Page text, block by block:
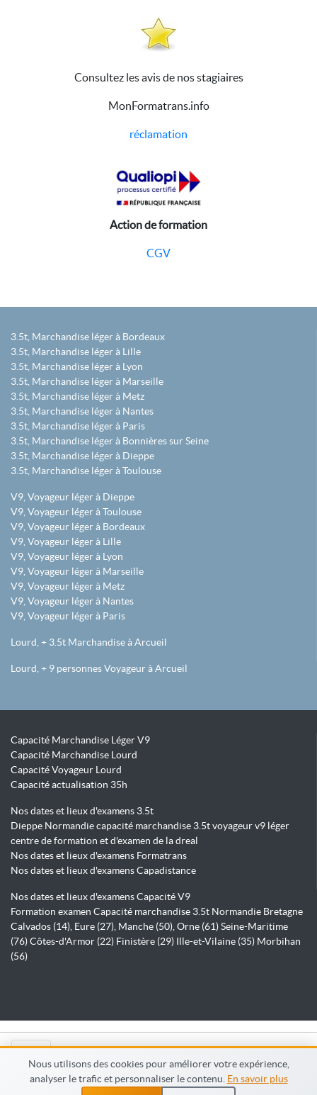
Nous utilisons des cookies pour améliorer votre expérience,
analyser le trafic et personnaliser le contenu. En savoir plus
Consultez les avis de nos stagiaires
MonFormatrans.info
réclamation
Action de formation
CGV
3.5t, Marchandise léger à Bordeaux
3.5t, Marchandise léger à Lille
3.5t, Marchandise léger à Lyon
3.5t, Marchandise léger à Marseille
3.5t, Marchandise léger à Metz
3.5t, Marchandise léger à Nantes
3.5t, Marchandise léger à Paris
3.5t, Marchandise léger à Bonnières sur Seine
3.5t, Marchandise léger à Dieppe
3.5t, Marchandise léger à Toulouse
V9, Voyageur léger à Dieppe
V9, Voyageur léger à Toulouse
V9, Voyageur léger à Bordeaux
V9, Voyageur léger à Lille
V9, Voyageur léger à Lyon
V9, Voyageur léger à Marseille
V9, Voyageur léger à Metz
V9, Voyageur léger à Nantes
V9, Voyageur léger à Paris
Lourd, + 3.5t Marchandise à Arcueil
Lourd, + 9 personnes Voyageur à Arcueil
Capacité Marchandise Léger V9
Capacité Marchandise Lourd
Capacité Voyageur Lourd
Capacité actualisation 35h
Nos dates et lieux d'examens 3.5t
Dieppe Normandie capacité marchandise 3.5t voyageur v9 léger
centre de formation et d'examen de la dreal
Nos dates et lieux d'examens Formatrans
Nos dates et lieux d'examens Capadistance
Nos dates et lieux d'examens Capacité V9
Formation examen Capacité marchandise 3.5t Normandie Bretagne
Calvados (14), Eure (27), Manche (50), Orne (61) Seine-Maritime
(76) Côtes-d'Armor (22) Finistère (29) Ille-et-Vilaine (35) Morbihan
(56)
© Capadistance.fr 2026